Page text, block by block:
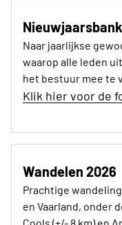
Naar jaarlijkse
waarop alle leden
het bestuur mee te
Klik hier voor de
Wandelen 2026
Prachtige
en Vaarland, onder